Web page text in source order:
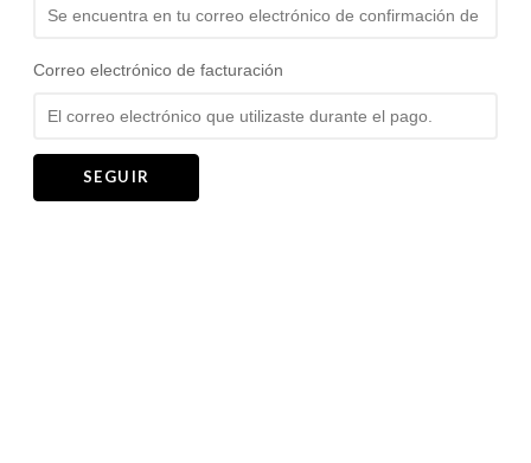
Correo electrónico de facturación
SEGUIR